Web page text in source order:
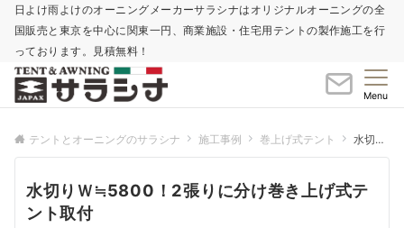
日よけ雨よけのオーニングメーカーサラシナはオリジナルオーニングの全
国販売と東京を中心に関東一円、商業施設・住宅用テントの製作施工を行
っております。見積無料！
Menu
テントとオーニングのサラシナ 施工事例 巻上げ式テント 水切りＷ≒5800！2張りに分け巻き上げ式テント取付
水切りＷ≒5800！2張りに分け巻き上げ式テ
ント取付